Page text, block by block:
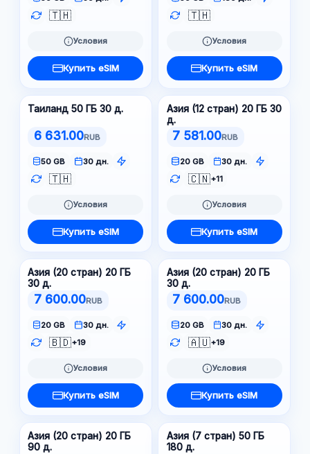
🇹🇭
Условия
Купить eSIM
🇹🇭
Условия
Купить eSIM
Таиланд 50 ГБ 30 д.
6 631.00RUB
50 GB 30 дн.
🇹🇭
Условия
Купить eSIM
Азия (12 стран) 20 ГБ 30
д.
7 581.00RUB
20 GB 30 дн.
🇨🇳+11
Условия
Купить eSIM
Азия (20 стран) 20 ГБ
30 д.
7 600.00RUB
20 GB 30 дн.
🇧🇩+19
Условия
Купить eSIM
Азия (20 стран) 20 ГБ
30 д.
7 600.00RUB
20 GB 30 дн.
🇦🇺+19
Условия
Купить eSIM
Азия (20 стран) 20 ГБ
90 д.
Азия (7 стран) 50 ГБ
180 д.